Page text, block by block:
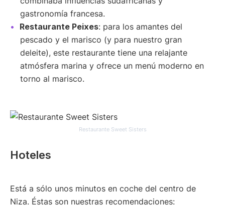
gastronomía francesa.
Restaurante Peixes: para los amantes del
pescado y el marisco (y para nuestro gran
deleite), este restaurante tiene una relajante
atmósfera marina y ofrece un menú moderno en
torno al marisco.
Restaurante Sweet Sisters
Hoteles
Está a sólo unos minutos en coche del centro de
Niza. Éstas son nuestras recomendaciones: